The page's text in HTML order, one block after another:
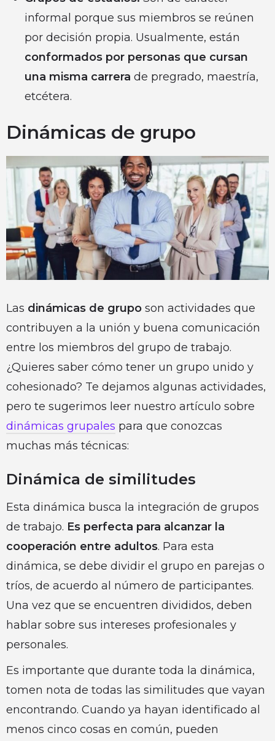
informal porque sus miembros se reúnen
por decisión propia. Usualmente, están
conformados por personas que cursan
una misma carrera de pregrado, maestría,
etcétera.
Dinámicas de grupo
Las dinámicas de grupo son actividades que
contribuyen a la unión y buena comunicación
entre los miembros del grupo de trabajo.
¿Quieres saber cómo tener un grupo unido y
cohesionado? Te dejamos algunas actividades,
pero te sugerimos leer nuestro artículo sobre
dinámicas grupales para que conozcas
muchas más técnicas:
Dinámica de similitudes
Esta dinámica busca la integración de grupos
de trabajo. Es perfecta para alcanzar la
cooperación entre adultos. Para esta
dinámica, se debe dividir el grupo en parejas o
tríos, de acuerdo al número de participantes.
Una vez que se encuentren divididos, deben
hablar sobre sus intereses profesionales y
personales.
Es importante que durante toda la dinámica,
tomen nota de todas las similitudes que vayan
encontrando. Cuando ya hayan identificado al
menos cinco cosas en común, pueden